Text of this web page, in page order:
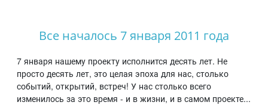
Все началось 7 января 2011 года
7 января нашему проекту исполнится десять лет. Не
просто десять лет, это целая эпоха для нас, столько
событий, открытий, встреч! У нас столько всего
изменилось за это время - и в жизни, и в самом проекте...